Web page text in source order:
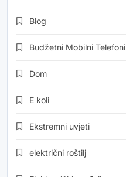
Blog
Budžetni Mobilni Telefoni
Dom
E koli
Ekstremni uvjeti
električni roštilj